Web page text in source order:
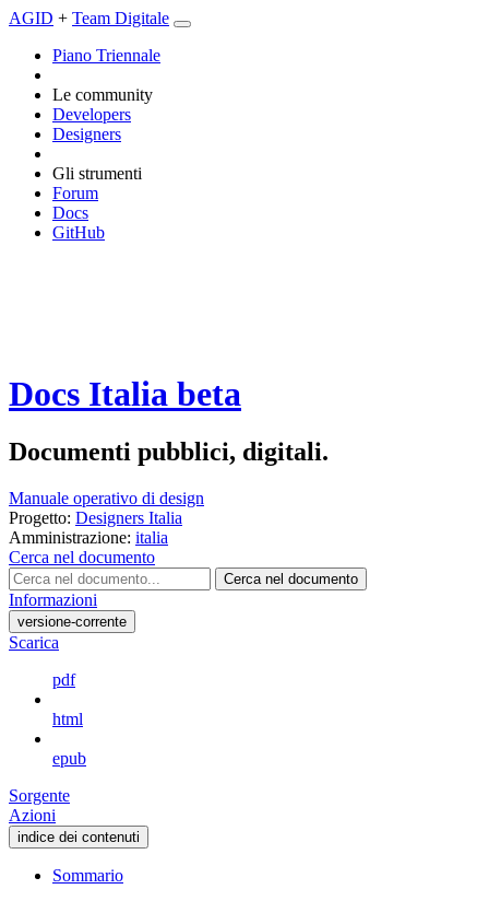
AGID + Team Digitale
Piano Triennale
Le community
Developers
Designers
Gli strumenti
Forum
Docs
GitHub
Docs Italia beta
Documenti pubblici, digitali.
Manuale operativo di design
Progetto: Designers Italia
Amministrazione: italia
Cerca nel documento
Cerca nel documento
Informazioni
versione-corrente
Scarica
pdf
html
epub
Sorgente
Azioni
indice dei contenuti
Sommario